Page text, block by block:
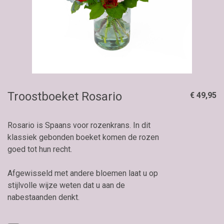
Troostboeket Rosario
Rosario is Spaans voor rozenkrans. In dit
klassiek gebonden boeket komen de rozen
goed tot hun recht.
Afgewisseld met andere bloemen laat u op
stijlvolle wijze weten dat u aan de
nabestaanden denkt.
€ 49,95